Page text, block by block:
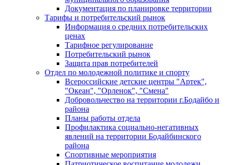
Документация по планировке территории
Тарифы и потребительский рынок
Информация о средних потребительских
ценах
Тарифное регулирование
Потребительский рынок
Защита прав потребителей
Отдел по молодежной политике и спорту
Всероссийские детские центры "Артек",
"Океан", "Орленок", "Смена"
Добровольчество на территории г.Бодайбо и
района
Планы работы отдела
Профилактика социально-негативных
явлений на территории Бодайбинского
района
Спортивные мероприятия